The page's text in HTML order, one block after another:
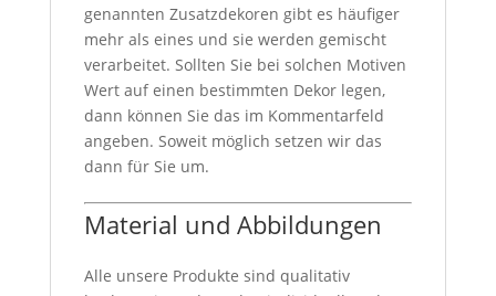
genannten Zusatzdekoren gibt es häufiger
mehr als eines und sie werden gemischt
verarbeitet. Sollten Sie bei solchen Motiven
Wert auf einen bestimmten Dekor legen,
dann können Sie das im Kommentarfeld
angeben. Soweit möglich setzen wir das
dann für Sie um.
Material und Abbildungen
Alle unsere Produkte sind qualitativ